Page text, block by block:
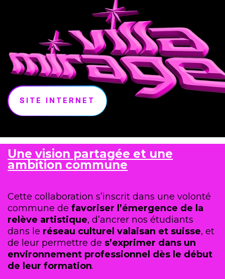
SITE INTERNET
Une vision partagée et une
ambition commune
Cette collaboration s’inscrit dans une volonté
commune defavoriser l’émergence de la
relève artistique, d’ancrer nos étudiants
dans le réseau culturel valaisan et suisse, et
de leur permettre de s’exprimer dans un
environnement professionnel dès le début
de leur formation.